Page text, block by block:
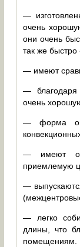
—
очень
они очень
так же
— имеют
—
очень
— форма
— имеют
приемлемую
—
— легко
длины, что
помещениям.